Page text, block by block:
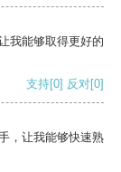
我能够取得更好的
支持[0] 反对[0]
，让我能够快速熟